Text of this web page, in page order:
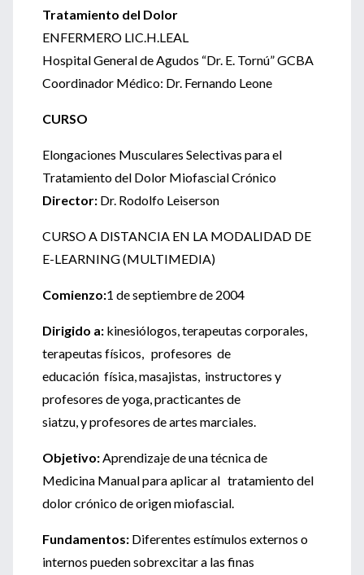
Tratamiento del Dolor
ENFERMERO LIC.H.LEAL
Hospital General de Agudos “Dr. E. Tornú” GCBA
Coordinador Médico: Dr. Fernando Leone
CURSO
Elongaciones Musculares Selectivas para el
Tratamiento del Dolor Miofascial Crónico
Director: Dr. Rodolfo Leiserson
CURSO A DISTANCIA EN LA MODALIDAD DE
E-LEARNING (MULTIMEDIA)
Comienzo:1 de septiembre de 2004
Dirigido a: kinesiólogos, terapeutas corporales,
terapeutas físicos, profesores de
educación física, masajistas, instructores y
profesores de yoga, practicantes de
siatzu, y profesores de artes marciales.
Objetivo:Aprendizaje de una técnica de
Medicina Manual para aplicar al tratamiento del
dolor crónico de origen miofascial.
Fundamentos: Diferentes estímulos externos o
internos pueden sobrexcitar a las finas